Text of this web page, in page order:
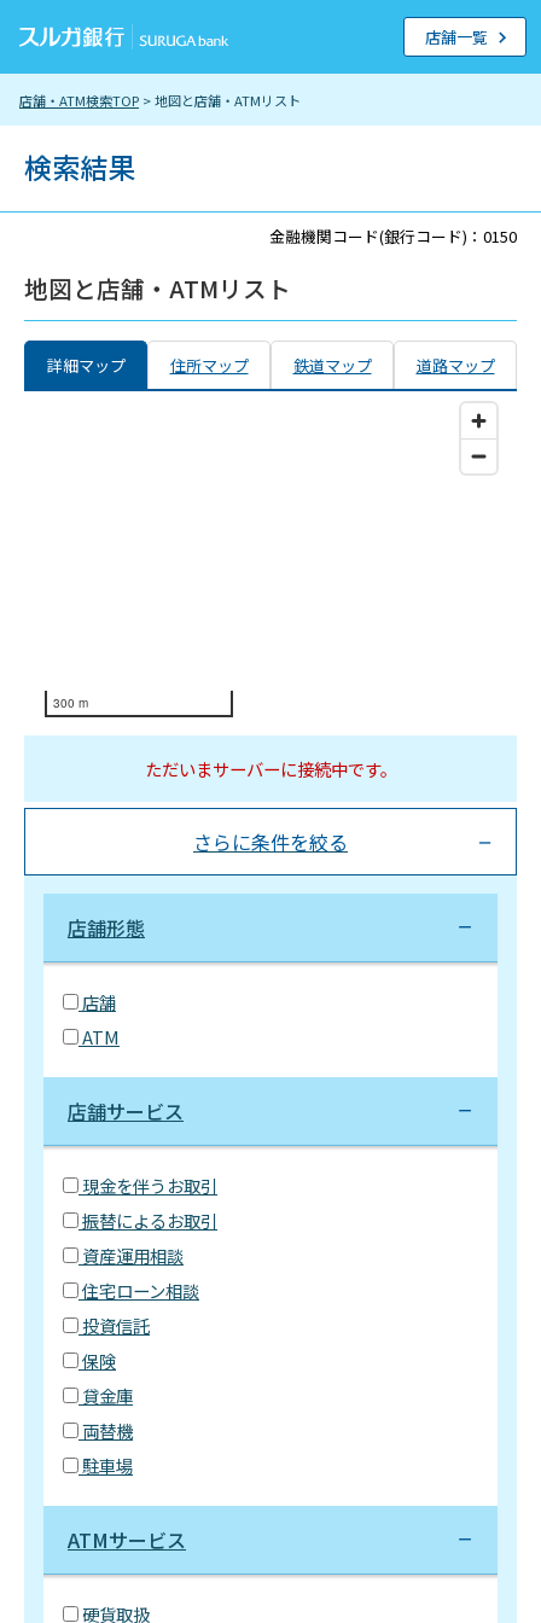
店舗・ATM検索TOP > 地図と店舗・ATMリスト
店舗一覧
検索結果
金融機関コード(銀行コード)：0150
地図と店舗・ATMリスト
詳細マップ 住所マップ 鉄道マップ 道路マップ
300 m
ただいまサーバーに接続中です。
さらに条件を絞る
店舗形態
店舗
ATM
店舗サービス
現金を伴うお取引
振替によるお取引
資産運用相談
住宅ローン相談
投資信託
保険
貸金庫
両替機
駐車場
ATMサービス
硬貨取扱